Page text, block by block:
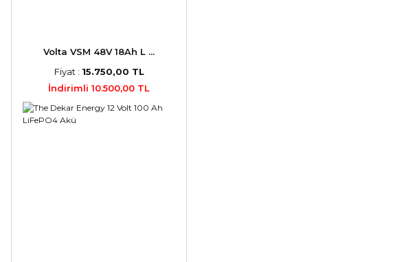
Volta VSM 48V 18Ah L ...
Fiyat : 15.750,00 TL
İndirimli 10.500,00 TL